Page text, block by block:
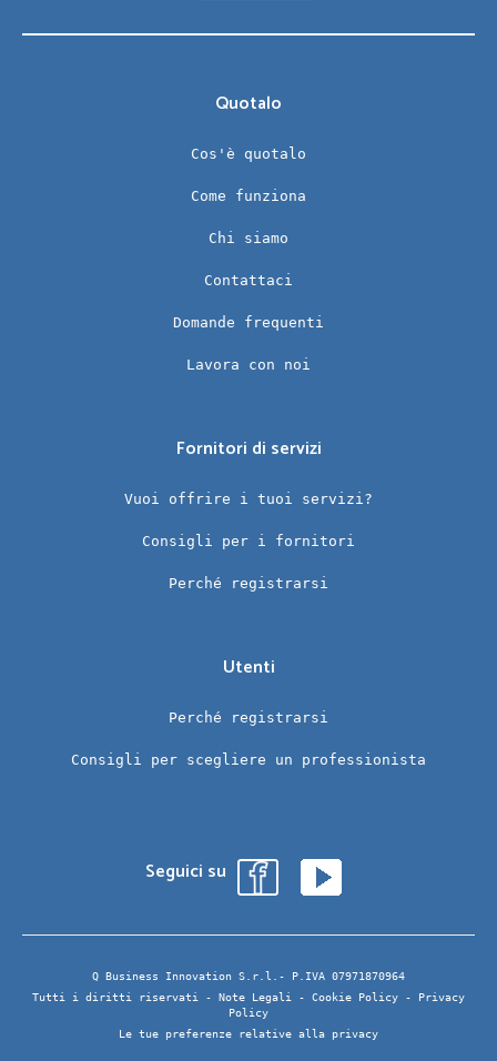
Quotalo
Cos'è quotalo
Come funziona
Chi siamo
Contattaci
Domande frequenti
Lavora con noi
Fornitori di servizi
Vuoi offrire i tuoi servizi?
Consigli per i fornitori
Perché registrarsi
Utenti
Perché registrarsi
Consigli per scegliere un professionista
Seguici su
Q Business Innovation S.r.l.- P.IVA 07971870964
Tutti i diritti riservati - Note Legali - Cookie Policy - Privacy
Policy
Le tue preferenze relative alla privacy